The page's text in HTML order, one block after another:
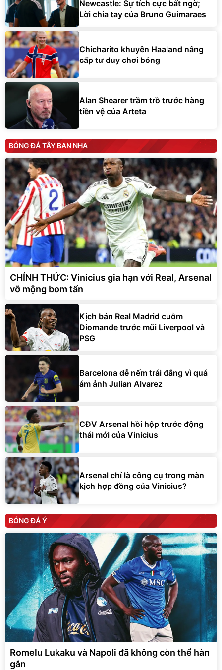
Newcastle: Sự tích cực bất ngờ;
Lời chia tay của Bruno Guimaraes
Chicharito khuyên Haaland nâng
cấp tư duy chơi bóng
Alan Shearer trầm trồ trước hàng
tiền vệ của Arteta
BÓNG ĐÁ TÂY BAN NHA
CHÍNH THỨC: Vinicius gia hạn với Real, Arsenal
vỡ mộng bom tấn
Kịch bản Real Madrid cuỗm
Diomande trước mũi Liverpool và
PSG
Barcelona dễ nếm trái đắng vì quá
ám ảnh Julian Alvarez
CĐV Arsenal hồi hộp trước động
thái mới của Vinicius
Arsenal chỉ là công cụ trong màn
kịch hợp đồng của Vinicius?
BÓNG ĐÁ Ý
Romelu Lukaku và Napoli đã không còn thể hàn
gắn